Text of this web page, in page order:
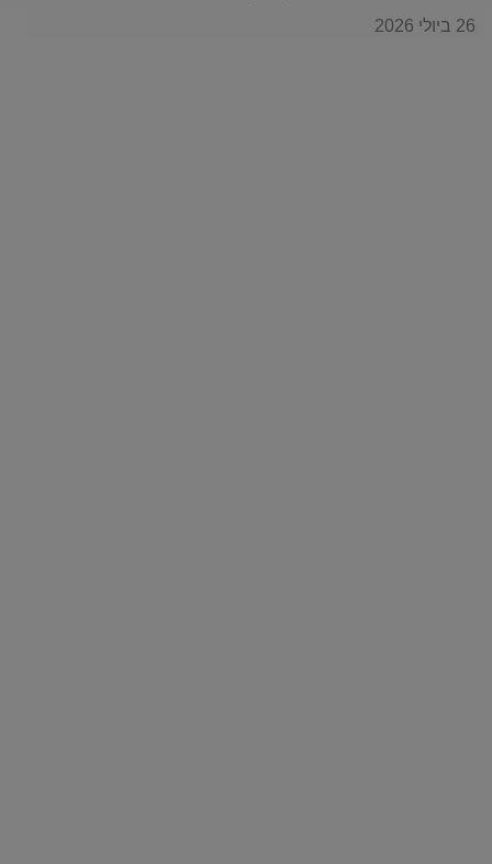
26 ביולי 2026